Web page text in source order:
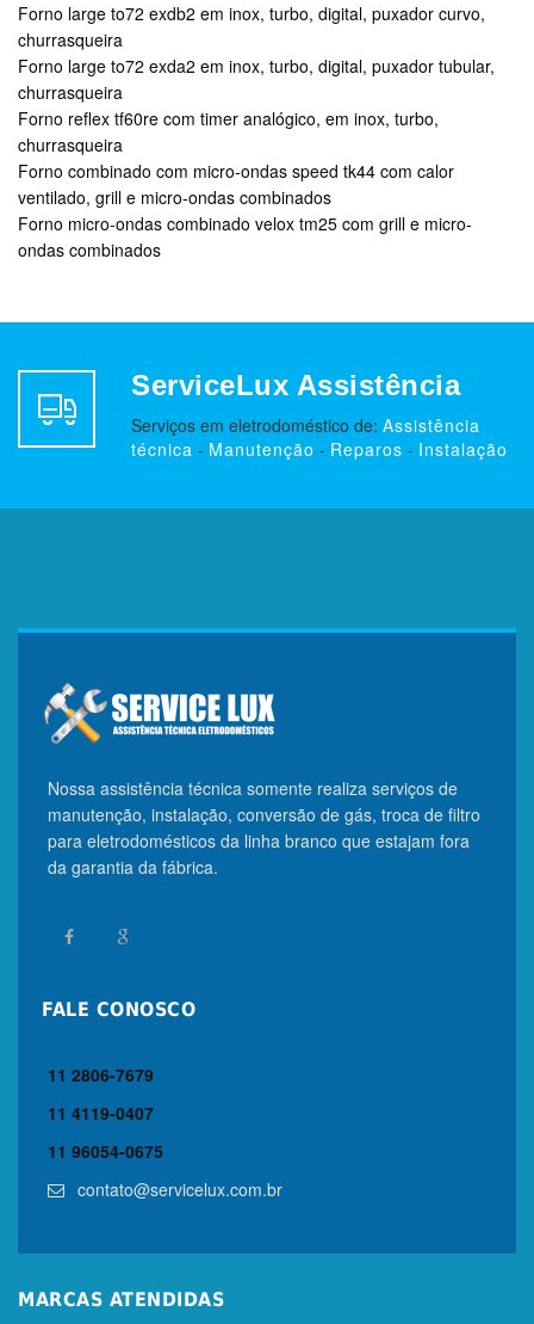
Forno large to72 exdb2 em inox, turbo, digital, puxador curvo,
churrasqueira
Forno large to72 exda2 em inox, turbo, digital, puxador tubular,
churrasqueira
Forno reflex tf60re com timer analógico, em inox, turbo,
churrasqueira
Forno combinado com micro-ondas speed tk44 com calor
ventilado, grill e micro-ondas combinados
Forno micro-ondas combinado velox tm25 com grill e micro-
ondas combinados
ServiceLux Assistência
Serviços em eletrodoméstico de: Assistência
técnica - Manutenção - Reparos - Instalação
Nossa assistência técnica somente realiza serviços de
manutenção, instalação, conversão de gás, troca de filtro
para eletrodomésticos da linha branco que estajam fora
da garantia da fábrica.
FALE CONOSCO
11 2806-7679
11 4119-0407
11 96054-0675
contato@servicelux.com.br
MARCAS ATENDIDAS